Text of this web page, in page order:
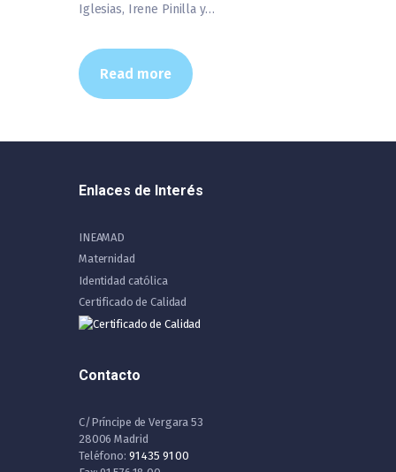
Iglesias, Irene Pinilla y…
Read more
Enlaces de Interés
INEAMAD
Maternidad
Identidad católica
Certificado de Calidad
Contacto
C/Príncipe de Vergara 53
28006 Madrid
Teléfono: 91 435 91 00